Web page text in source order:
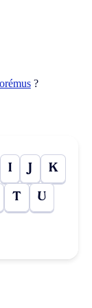
orémus?
I J K
T U